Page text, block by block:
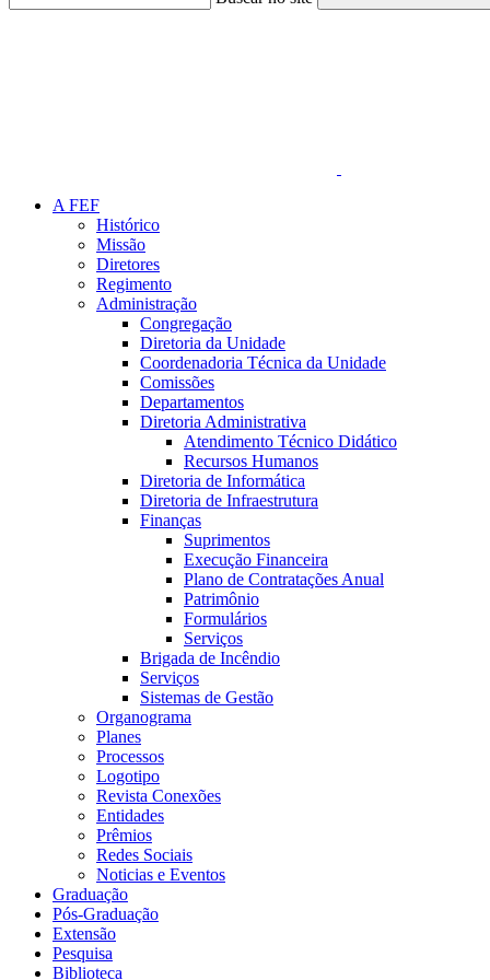
A FEF
Histórico
Missão
Diretores
Regimento
Administração
Congregação
Diretoria da Unidade
Coordenadoria Técnica da Unidade
Comissões
Departamentos
Diretoria Administrativa
Atendimento Técnico Didático
Recursos Humanos
Diretoria de Informática
Diretoria de Infraestrutura
Finanças
Suprimentos
Execução Financeira
Plano de Contratações Anual
Patrimônio
Formulários
Serviços
Brigada de Incêndio
Serviços
Sistemas de Gestão
Organograma
Planes
Processos
Logotipo
Revista Conexões
Entidades
Prêmios
Redes Sociais
Noticias e Eventos
Graduação
Pós-Graduação
Extensão
Pesquisa
Biblioteca